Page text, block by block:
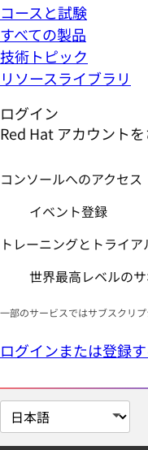
コースと試験
すべての製品
技術トピック
リソースライブラリ
ログイン
Red Hat アカウント
コンソールへのアクセス
イベント登録
トレーニングとトライア
世界最高レベルの
一部のサービスではサブスクリ
ログインまたは登録
ペ
ー